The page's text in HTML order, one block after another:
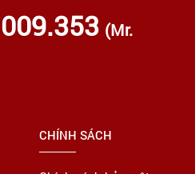
(Mr.
CHÍNH SÁCH